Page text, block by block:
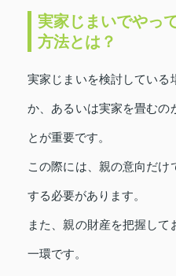
実家じまいでやっ
方法とは？
実家じまいを検討している
か、あるいは実家を畳むの
とが重要です。
この際には、親の意向だ
する必要があります。
また、親の財産を把握し
一環です。